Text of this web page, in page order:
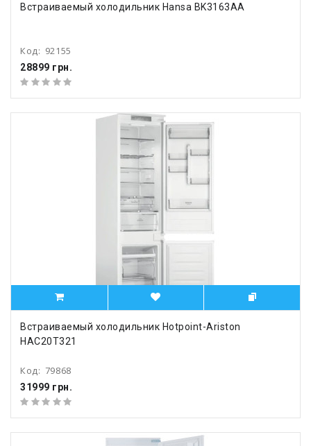
Встраиваемый холодильник Hansa BK3163AA
Код: 92155
28899 грн.
Встраиваемый холодильник Hotpoint-Ariston
HAC20T321
Код: 79868
31999 грн.